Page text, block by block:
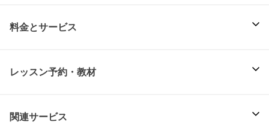
料金とサービス
レッスン予約・教材
関連サービス